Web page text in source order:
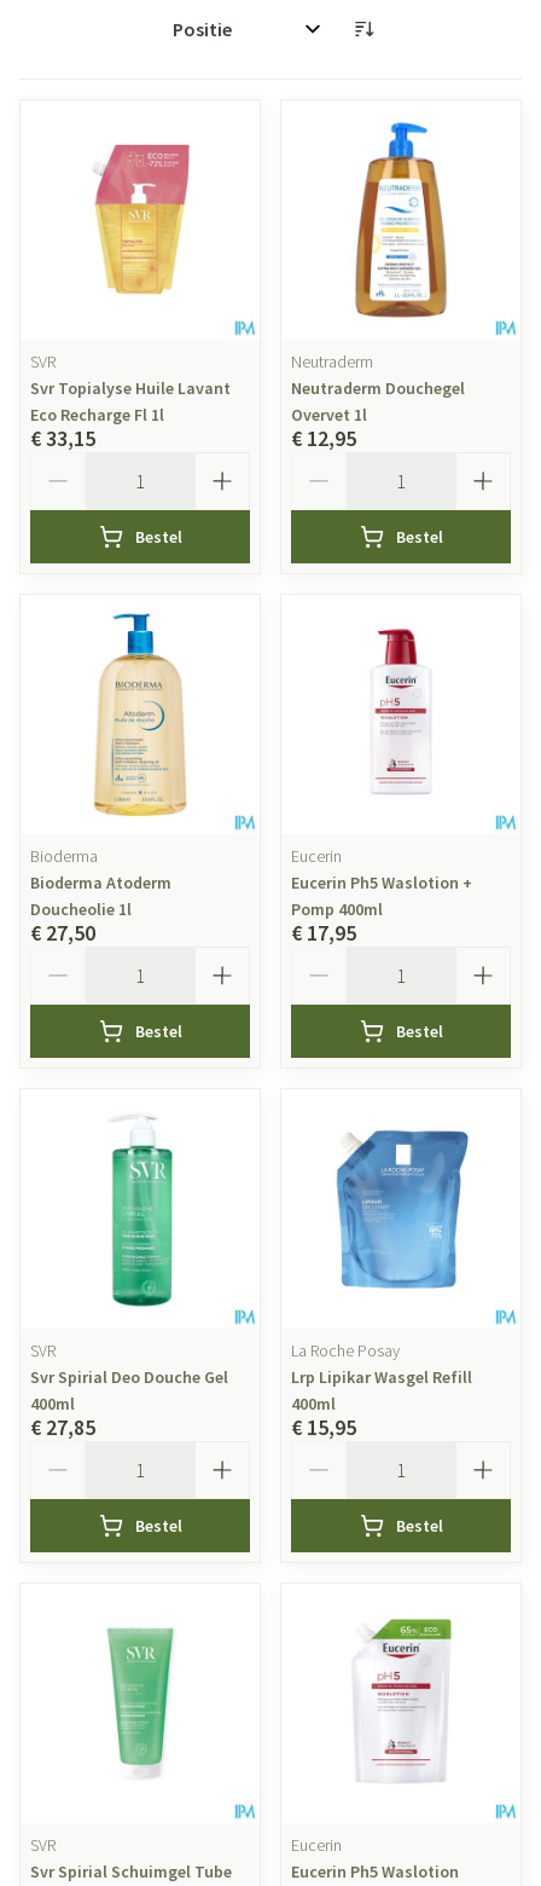
Sorteer op:
SVR
Svr Topialyse Huile Lavant
Eco Recharge Fl 1l
€ 33,15
Bestel
Neutraderm
Neutraderm Douchegel
Overvet 1l
€ 12,95
Bestel
Bioderma
Bioderma Atoderm
Doucheolie 1l
€ 27,50
Bestel
Eucerin
Eucerin Ph5 Waslotion +
Pomp 400ml
€ 17,95
Bestel
SVR
Svr Spirial Deo Douche Gel
400ml
€ 27,85
Bestel
La Roche Posay
Lrp Lipikar Wasgel Refill
400ml
€ 15,95
Bestel
SVR
Svr Spirial Schuimgel Tube
Eucerin
Eucerin Ph5 Waslotion